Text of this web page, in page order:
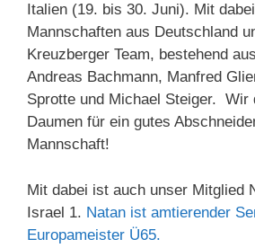
Italien (19. bis 30. Juni). Mit
Mannschaften aus Deutschland
Kreuzberger Team, bestehend
Andreas Bachmann, Manfred
Sprotte und Michael Steiger. Wir
Daumen für ein gutes
Mannschaft!
Mit dabei ist auch unser Mitglied
Israel 1. Natan ist amtierender
Europameister Ü65.